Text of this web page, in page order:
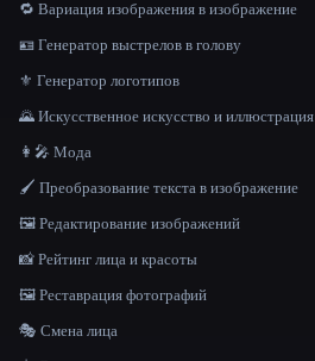
🔁 Вариация изображения в изображение
🪪 Генератор выстрелов в голову
⚜️ Генератор логотипов
🌄 Искусственное искусство и иллюстрация
👩‍🎤 Мода
🖌️ Преобразование текста в изображение
🖼️ Редактирование изображений
📸 Рейтинг лица и красоты
🖼️ Реставрация фотографий
🎭 Смена лица